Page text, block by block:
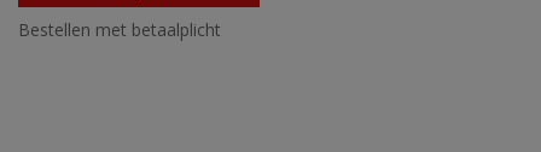
Bestellen met betaalplicht